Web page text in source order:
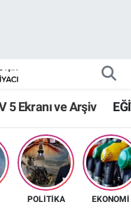
5 Ekranı ve Arşiv
POLİTİKA EKONOMİ